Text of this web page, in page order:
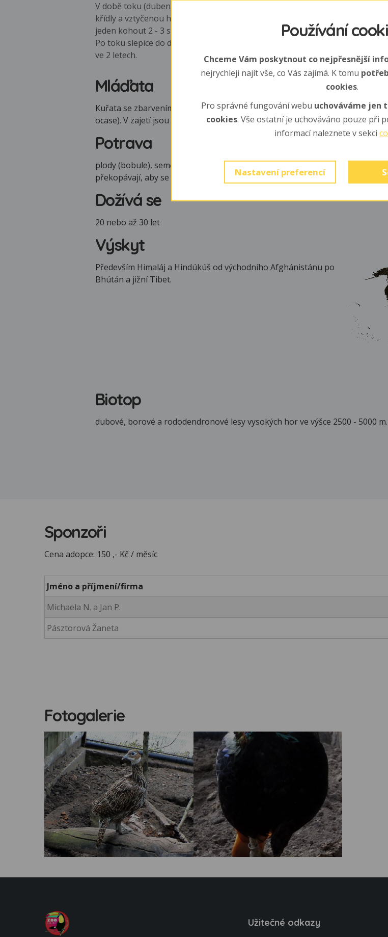
V době toku (duben - srpen) kohouti hlasitým voláním vábí slepice. Když
křídly a vztyčenou hlavou, někdy ji uplácí i kusem potravy. Tok probíhá
jeden kohout 2 - 3 slepice.
Po toku slepice do důlku v zemi vystlaného listy, mechy a peřím snáší 4 - 8
ve 2 letech.
Mláďata
Kuřata se zbarvením zpočátku podobají slepici, ve věku 3 měsíců se však
ocase). V zajetí jsou kuřata snášenlivá a bez problému spolu mohou žít i
Potrava
plody (bobule), semena, pupeny, bezobratlí... Potravu obvykle vyrývají
překopávají, aby se dostali ke kořínkům, červům apod.)
Dožívá se
20 nebo až 30 let
Výskyt
Především Himaláj a Hindúkúš od východního Afghánistánu po
Bhútán a jižní Tibet.
Biotop
dubové, borové a rododendronové lesy vysokých hor ve výšce 2500 - 5000
Sponzoři
Cena adopce: 150 ,- Kč / měsíc
Jméno a příjmení/firma
Michaela N. a Jan P.
Pásztorová Žaneta
Fotogalerie
Užitečné odkazy
Používání
Chceme Vám poskytnout co nejpřesnější
nejrychleji najít vše, co Vás zajímá. K tomu
cookies.
Pro správné fungování webu uchováváme jen
cookies. Vše ostatní je uchováváno pouze při
informací naleznete v sekci
Nastavení preferencí